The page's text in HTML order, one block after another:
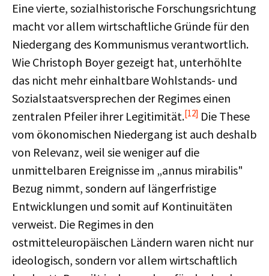
Eine vierte, sozialhistorische Forschungsrichtung
macht vor allem wirtschaftliche Gründe für den
Niedergang des Kommunismus verantwortlich.
Wie Christoph Boyer gezeigt hat, unterhöhlte
das nicht mehr einhaltbare Wohlstands- und
Sozialstaatsversprechen der Regimes einen
zentralen Pfeiler ihrer Legitimität.[12] Die These
vom ökonomischen Niedergang ist auch deshalb
von Relevanz, weil sie weniger auf die
unmittelbaren Ereignisse im „annus mirabilis"
Bezug nimmt, sondern auf längerfristige
Entwicklungen und somit auf Kontinuitäten
verweist. Die Regimes in den
ostmitteleuropäischen Ländern waren nicht nur
ideologisch, sondern vor allem wirtschaftlich